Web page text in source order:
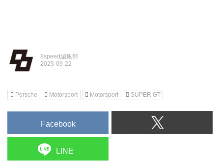
8speed編集部
Porsche Motorsport Motorsport SUPER GT
Facebook
LINE